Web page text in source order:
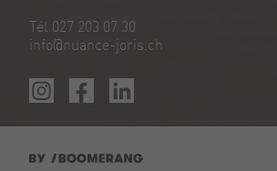
Tél 027 203 07 30
info@nuance-joris.ch